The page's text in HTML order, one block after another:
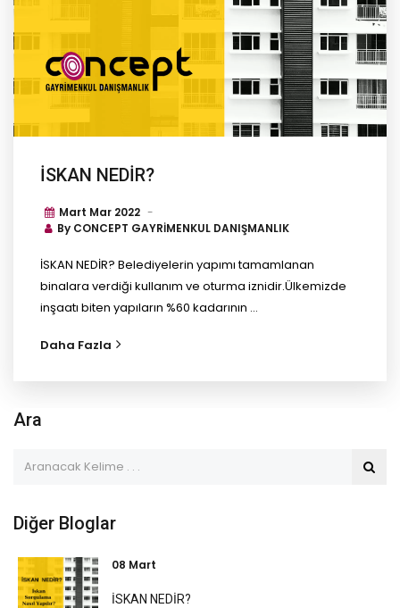
İSKAN NEDİR?
Mart Mar 2022
By CONCEPT GAYRİMENKUL DANIŞMANLIK
İSKAN NEDİR? Belediyelerin yapımı tamamlanan
binalara verdiği kullanım ve oturma iznidir.Ülkemizde
inşaatı biten yapıların %60 kadarının ...
Daha Fazla
Ara
Diğer Bloglar
08 Mart
İSKAN NEDİR?